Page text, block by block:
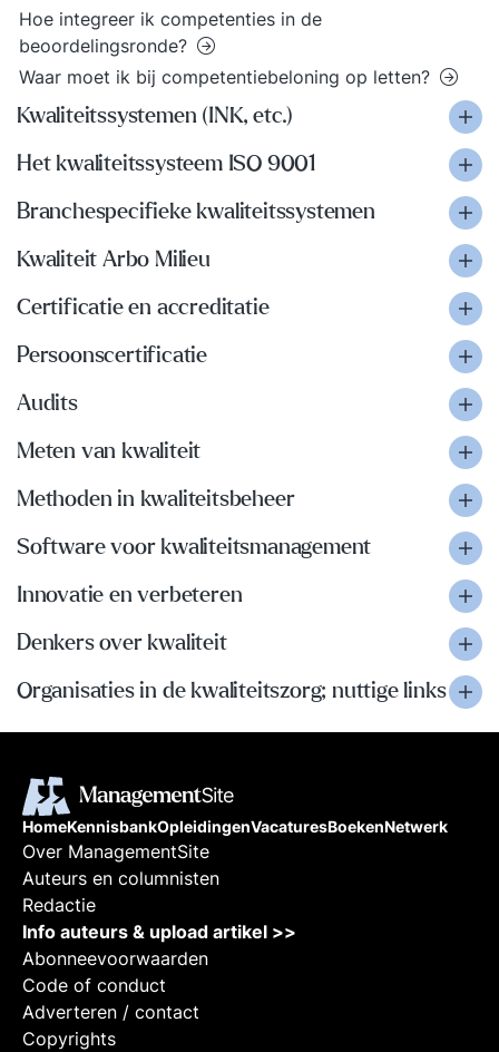
Hoe integreer ik competenties in de
beoordelingsronde?
Waar moet ik bij competentiebeloning op letten?
Kwaliteitssystemen (INK, etc.)
Het kwaliteitssysteem ISO 9001
Branchespecifieke kwaliteitssystemen
Kwaliteit Arbo Milieu
Certificatie en accreditatie
Persoonscertificatie
Audits
Meten van kwaliteit
Methoden in kwaliteitsbeheer
Software voor kwaliteitsmanagement
Innovatie en verbeteren
Denkers over kwaliteit
Organisaties in de kwaliteitszorg; nuttige links
HomeKennisbankOpleidingenVacaturesBoekenNetwerk
Over ManagementSite
Auteurs en columnisten
Redactie
Info auteurs & upload artikel >>
Abonneevoorwaarden
Code of conduct
Adverteren / contact
Copyrights